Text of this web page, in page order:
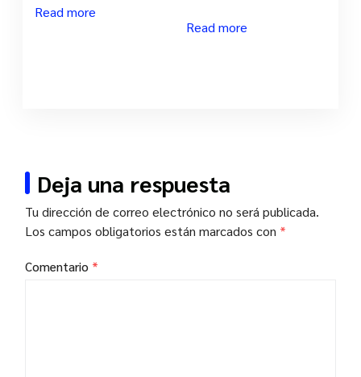
Read more
Read more
Deja una respuesta
Tu dirección de correo electrónico no será publicada.
Los campos obligatorios están marcados con *
Comentario *